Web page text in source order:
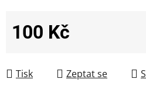
100 Kč
Tisk Zeptat se